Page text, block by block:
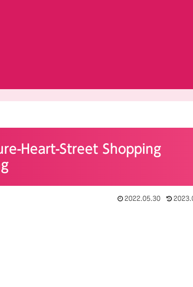
Heart-Street Shopping
2022.05.30